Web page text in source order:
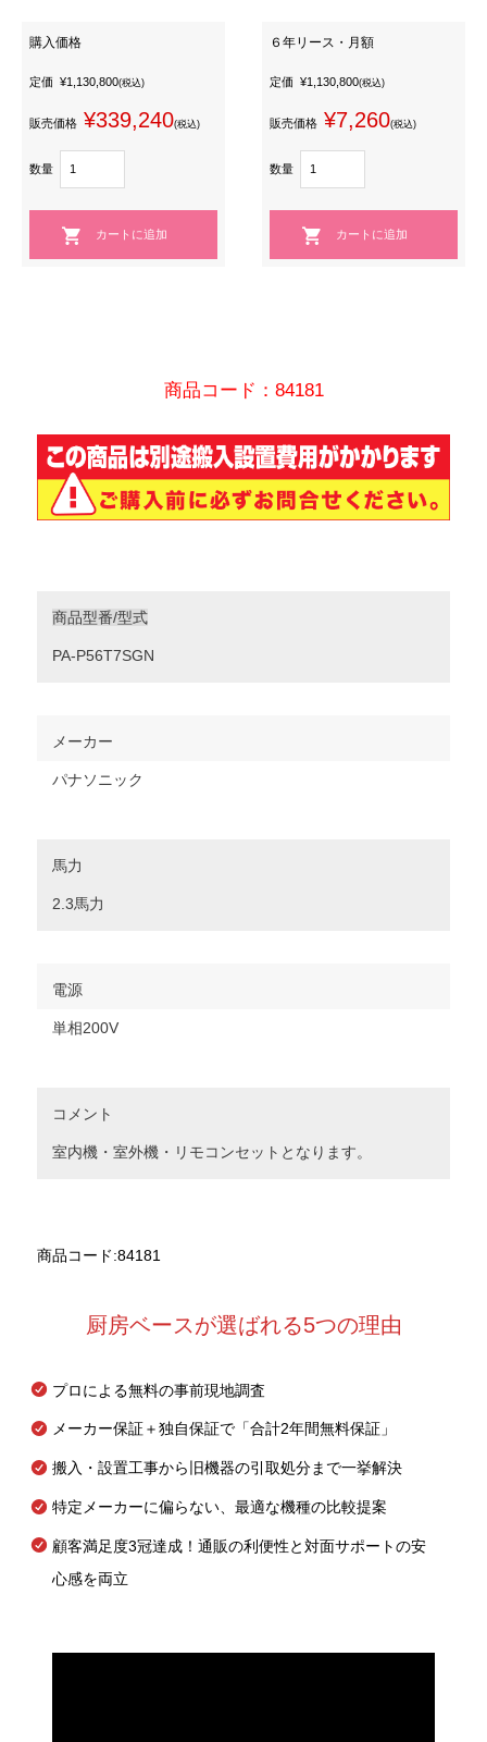
購入価格
定価 ¥1,130,800(税込)
販売価格 ¥339,240(税込)
数量
６年リース・月額
定価 ¥1,130,800(税込)
販売価格 ¥7,260(税込)
数量
商品コード：84181
商品型番/型式
PA-P56T7SGN
メーカー
パナソニック
馬力
2.3馬力
電源
単相200V
コメント
室内機・室外機・リモコンセットとなります。
商品コード:84181
厨房ベースが選ばれる5つの理由
プロによる無料の事前現地調査
メーカー保証＋独自保証で「合計2年間無料保証」
搬入・設置工事から旧機器の引取処分まで一挙解決
特定メーカーに偏らない、最適な機種の比較提案
顧客満足度3冠達成！通販の利便性と対面サポートの安
心感を両立